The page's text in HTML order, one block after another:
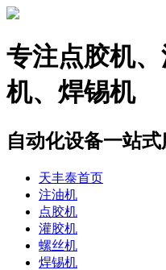
专注点胶机
机、焊锡机
自动化设备一站
天丰泰首页
注油机
点胶机
灌胶机
螺丝机
焊锡机